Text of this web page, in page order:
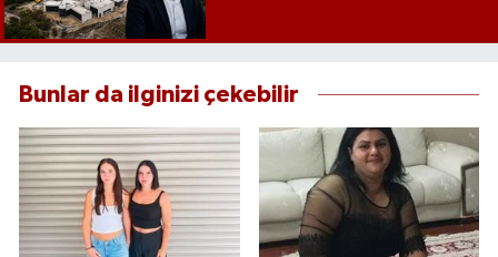
Bunlar da ilginizi çekebilir